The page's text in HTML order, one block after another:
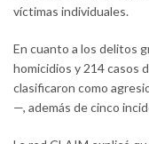
víctimas individuales.
En cuanto a los delitos
homicidios y 214 casos
clasificaron como
—, además de cinco